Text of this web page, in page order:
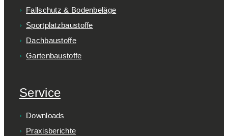
Fallschutz & Bodenbeläge
Sportplatzbaustoffe
Dachbaustoffe
Gartenbaustoffe
Service
Downloads
Praxisberichte